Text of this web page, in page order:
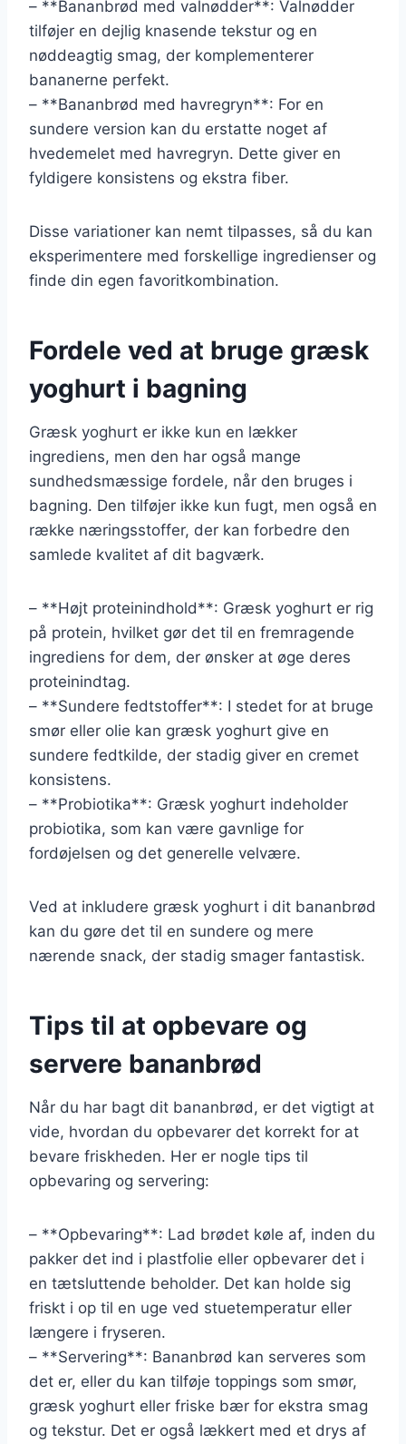
– **Bananbrød med valnødder**: Valnødder
tilføjer en dejlig knasende tekstur og en
nøddeagtig smag, der komplementerer
bananerne perfekt.
– **Bananbrød med havregryn**: For en
sundere version kan du erstatte noget af
hvedemelet med havregryn. Dette giver en
fyldigere konsistens og ekstra fiber.
Disse variationer kan nemt tilpasses, så du kan
eksperimentere med forskellige ingredienser og
finde din egen favoritkombination.
Fordele ved at bruge græsk
yoghurt i bagning
Græsk yoghurt er ikke kun en lækker
ingrediens, men den har også mange
sundhedsmæssige fordele, når den bruges i
bagning. Den tilføjer ikke kun fugt, men også en
række næringsstoffer, der kan forbedre den
samlede kvalitet af dit bagværk.
– **Højt proteinindhold**: Græsk yoghurt er rig
på protein, hvilket gør det til en fremragende
ingrediens for dem, der ønsker at øge deres
proteinindtag.
– **Sundere fedtstoffer**: I stedet for at bruge
smør eller olie kan græsk yoghurt give en
sundere fedtkilde, der stadig giver en cremet
konsistens.
– **Probiotika**: Græsk yoghurt indeholder
probiotika, som kan være gavnlige for
fordøjelsen og det generelle velvære.
Ved at inkludere græsk yoghurt i dit bananbrød
kan du gøre det til en sundere og mere
nærende snack, der stadig smager fantastisk.
Tips til at opbevare og
servere bananbrød
Når du har bagt dit bananbrød, er det vigtigt at
vide, hvordan du opbevarer det korrekt for at
bevare friskheden. Her er nogle tips til
opbevaring og servering:
– **Opbevaring**: Lad brødet køle af, inden du
pakker det ind i plastfolie eller opbevarer det i
en tætsluttende beholder. Det kan holde sig
friskt i op til en uge ved stuetemperatur eller
længere i fryseren.
– **Servering**: Bananbrød kan serveres som
det er, eller du kan tilføje toppings som smør,
græsk yoghurt eller friske bær for ekstra smag
og tekstur. Det er også lækkert med et drys af